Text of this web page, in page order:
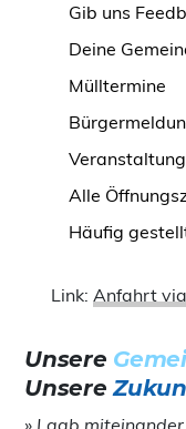
Gib uns
Deine
Mülltermine
Alle
Häufig
Link:Anfahrt
Unsere
Unsere